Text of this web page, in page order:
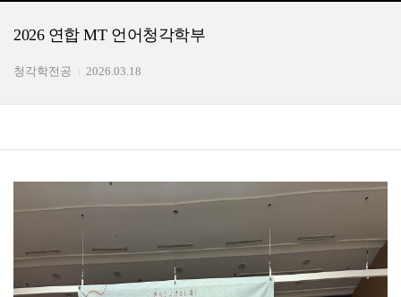
2026 연합 MT 언어청각학부
청각학전공 2026.03.18